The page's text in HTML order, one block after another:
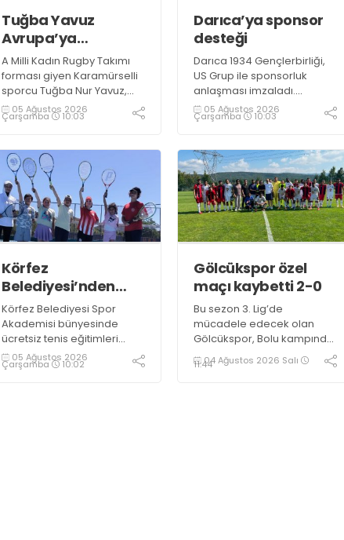
Tuğba Yavuz
Avrupa’ya
hazırlanıyor
A Milli Kadın Rugby Takımı
forması giyen Karamürselli
sporcu Tuğba Nur Yavuz,
Hamburg ve Split'teki
Championship Serisi’nde
çıkma eşiğini geride bıraktı
05 Ağustos 2026
Çarşamba 10:03
Darıca’ya sponsor
desteği
Darıca 1934 Gençlerbirliği,
US Grup ile sponsorluk
anlaşması imzaladı.
Kulüpten yapılan
açıklamada, anlaşmanın
faaliyet gösteren US Grup
ile gerçekleştirildiği belirtildi
05 Ağustos 2026
Çarşamba 10:03
Körfez
Belediyesi’nden
ücretsiz tenis kursu
Körfez Belediyesi Spor
Akademisi bünyesinde
ücretsiz tenis eğitimleri
başladı. Eğitimler,
Körfezkent Tenis Kortu’nda
05 Ağustos 2026
Çarşamba 10:02
Gölcükspor özel
maçı kaybetti 2-0
Bu sezon 3. Lig’de
mücadele edecek olan
Gölcükspor, Bolu kampında
oynadığı ilk özel maçta
Suudi Arabistan temsilcisi Al
04 Ağustos 2026 Salı
11:44